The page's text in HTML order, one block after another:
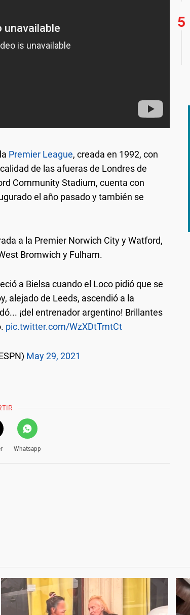
Premier League, creada en 1992, con
de las afueras de Londres de
Community Stadium, cuenta con
el año pasado y también se
a la Premier Norwich City y Watford,
Bromwich y Fulham.
a Bielsa cuando el Loco pidió que se
alejado de Leeds, ascendió a la
¡del entrenador argentino! Brillantes
pic.twitter.com/WzXDtTmtCt
May 29, 2021
Whatsapp